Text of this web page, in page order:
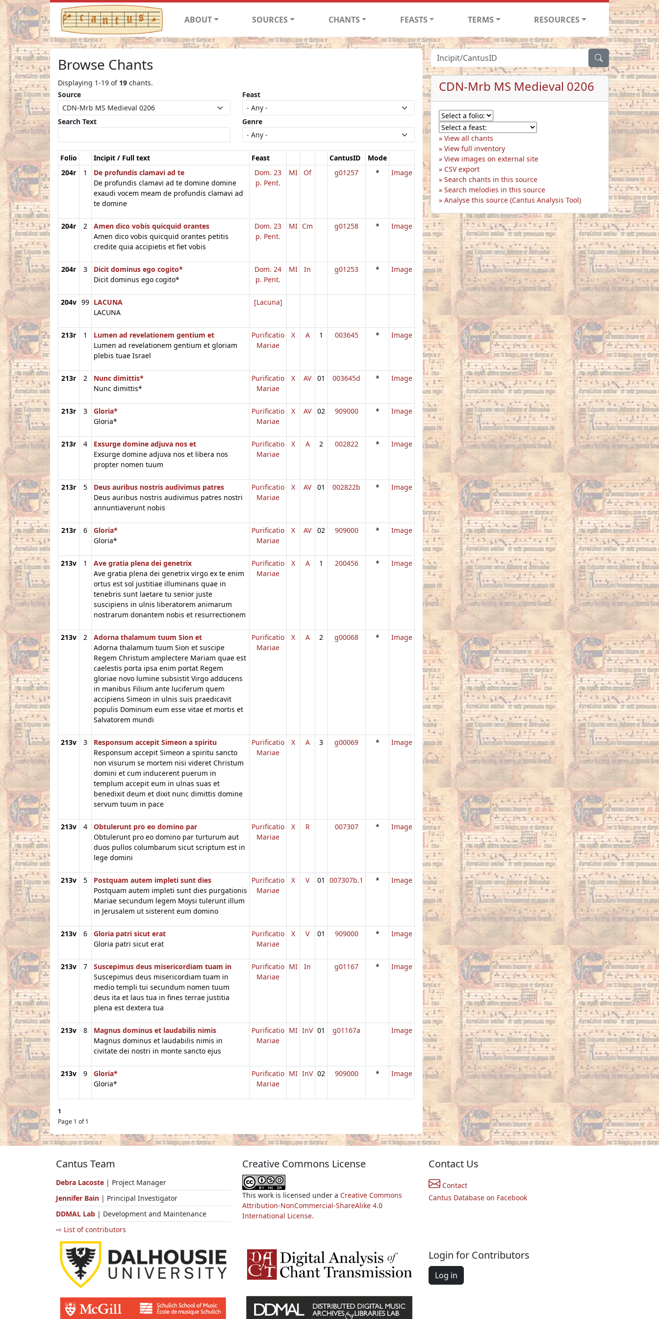
ABOUT SOURCES CHANTS FEASTS TERMS RESOURCES
Browse Chants
Displaying 1-19 of 19 chants.
Source
Feast
Search Text Genre
Folio Incipit / Full text Feast CantusID
Mode
204r
1
De profundis clamavi ad te
De profundis clamavi ad te domine domine
exaudi vocem meam de profundis clamavi ad
te domine
Dom. 23
p. Pent.
MI Of g01257 * Image
204r 2
Amen dico vobis quicquid orantes
Amen dico vobis quicquid orantes petitis
credite quia accipietis et fiet vobis
Dom. 23
p. Pent.
MI Cm g01258 * Image
204r 3
Dicit dominus ego cogito*
Dicit dominus ego cogito*
Dom. 24
p. Pent.
MI In g01253 * Image
204v 99 LACUNA
LACUNA
[Lacuna]
213r 1
Lumen ad revelationem gentium et
Lumen ad revelationem gentium et gloriam
plebis tuae Israel
Purificatio
Mariae
X A 1 003645 * Image
213r 2
Nunc dimittis*
Nunc dimittis*
Purificatio
Mariae
X AV 01 003645d * Image
213r 3
Gloria*
Gloria*
Purificatio
Mariae
X AV 02 909000 * Image
213r 4
Exsurge domine adjuva nos et
Exsurge domine adjuva nos et libera nos
propter nomen tuum
Purificatio
Mariae
X A 2 002822 * Image
213r 5
Deus auribus nostris audivimus patres
Deus auribus nostris audivimus patres nostri
annuntiaverunt nobis
Purificatio
Mariae
X AV 01 002822b * Image
213r 6
Gloria*
Gloria*
Purificatio
Mariae
X AV 02 909000 * Image
213v 1
Ave gratia plena dei genetrix
Ave gratia plena dei genetrix virgo ex te enim
ortus est sol justitiae illuminans quae in
tenebris sunt laetare tu senior juste
suscipiens in ulnis liberatorem animarum
nostrarum donantem nobis et resurrectionem
Purificatio
Mariae
X A 1 200456 * Image
213v 2
Adorna thalamum tuum Sion et
Adorna thalamum tuum Sion et suscipe
Regem Christum amplectere Mariam quae est
caelestis porta ipsa enim portat Regem
gloriae novo lumine subsistit Virgo adducens
in manibus Filium ante luciferum quem
accipiens Simeon in ulnis suis praedicavit
populis Dominum eum esse vitae et mortis et
Salvatorem mundi
Purificatio
Mariae
X A 2 g00068 * Image
213v 3
Responsum accepit Simeon a spiritu
Responsum accepit Simeon a spiritu sancto
non visurum se mortem nisi videret Christum
domini et cum inducerent puerum in
templum accepit eum in ulnas suas et
benedixit deum et dixit nunc dimittis domine
servum tuum in pace
Purificatio
Mariae
X A 3 g00069 * Image
213v 4
Obtulerunt pro eo domino par
Obtulerunt pro eo domino par turturum aut
duos pullos columbarum sicut scriptum est in
lege domini
Purificatio
Mariae
X R 007307 * Image
213v 5
Postquam autem impleti sunt dies
Postquam autem impleti sunt dies purgationis
Mariae secundum legem Moysi tulerunt illum
in Jerusalem ut sisterent eum domino
Purificatio
Mariae
X V 01 007307b.1 * Image
213v 6
Gloria patri sicut erat
Gloria patri sicut erat
Purificatio
Mariae
X V 01 909000 * Image
213v 7
Suscepimus deus misericordiam tuam in
Suscepimus deus misericordiam tuam in
medio templi tui secundum nomen tuum
deus ita et laus tua in fines terrae justitia
plena est dextera tua
Purificatio
Mariae
MI In g01167 * Image
213v 8
Magnus dominus et laudabilis nimis
Magnus dominus et laudabilis nimis in
civitate dei nostri in monte sancto ejus
Purificatio
Mariae
MI InV 01 g01167a Image
213v 9
Gloria*
Gloria*
Purificatio
Mariae
MI InV 02 909000 * Image
1
Page 1 of 1
CDN-Mrb MS Medieval 0206
View all chants
View full inventory
View images on external site
CSV export
Search chants in this source
Search melodies in this source
Analyse this source (Cantus Analysis Tool)
Cantus Team
Debra Lacoste | Project Manager
Jennifer Bain | Principal Investigator
DDMAL Lab | Development and Maintenance
⇨ List of contributors
Creative Commons License
This work is licensed under a Creative Commons
Attribution-NonCommercial-ShareAlike 4.0
International License.
Contact Us
Contact
Cantus Database on Facebook
Login for Contributors
Log in